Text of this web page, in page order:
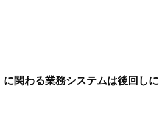
に関わる業務システムは後回しに